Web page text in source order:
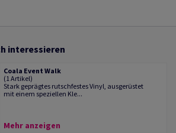
interessieren
Coala Event Walk
(1 Artikel)
Stark geprägtes rutschfestes Vinyl, ausgerüstet
mit einem speziellen Kle...
Mehr anzeigen